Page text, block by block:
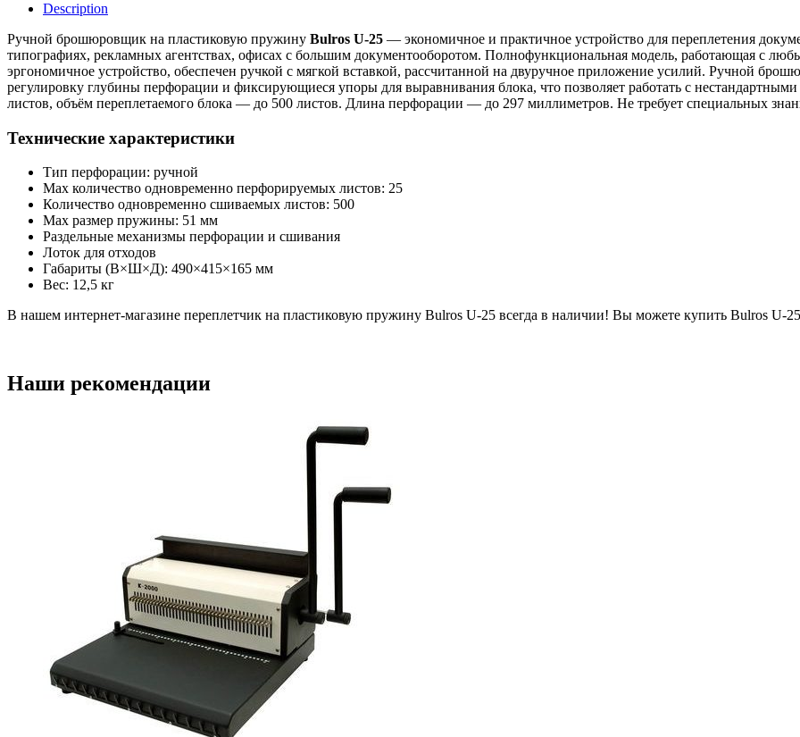
Description
Ручной брошюровщик на пластиковую пружину Bulros U-25 — экономичное и практичное устройство для переплетения
типографиях, рекламных агентствах, офисах с большим документооборотом. Полнофункциональная модель, работающая с
эргономичное устройство, обеспечен ручкой с мягкой вставкой, рассчитанной на двуручное приложение усилий. Ручной
регулировку глубины перфорации и фиксирующиеся упоры для выравнивания блока, что позволяет работать с
листов, объём переплетаемого блока — до 500 листов. Длина перфорации — до 297 миллиметров. Не требует специальных
Технические характеристики
Тип перфорации: ручной
Max количество одновременно перфорируемых листов: 25
Количество одновременно сшиваемых листов: 500
Мах размер пружины: 51 мм
Раздельные механизмы перфорации и сшивания
Лоток для отходов
Габариты (В×Ш×Д): 490×415×165 мм
Вес: 12,5 кг
В нашем интернет-магазине переплетчик на пластиковую пружину Bulros U-25 всегда в наличии! Вы можете купить Bulros U-
Наши рекомендации